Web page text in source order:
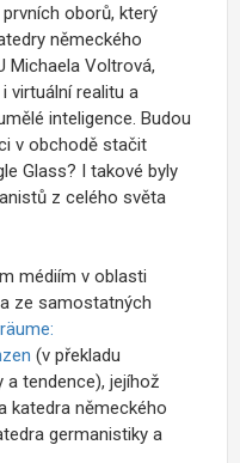
oborů, který
německého
Michaela Voltrová,
virtuální realitu a
inteligence. Budou
v obchodě stačit
Glass? I takové byly
z celého světa
médiím v oblasti
ze samostatných
(v překladu
a tendence), jejíhož
katedra německého
germanistiky a